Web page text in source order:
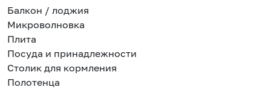
Балкон / лоджия
Микроволновка
Плита
Посуда и принадлежности
Столик для кормления
Полотенца